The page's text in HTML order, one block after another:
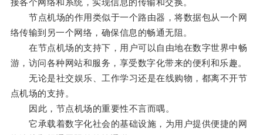
接各个网络和系统，实现信息的传输和交换。
节点机场的作用类似于一个路由器，将数据包从一个网
络传输到另一个网络，确保信息的畅通无阻。
在节点机场的支持下，用户可以自由地在数字世界中畅
游，访问各种网站和服务，享受数字化带来的便利和乐趣。
无论是社交娱乐、工作学习还是在线购物，都离不开节
点机场的支持。
因此，节点机场的重要性不言而喁。
它承载着数字化社会的基础设施，为用户提供便捷的网